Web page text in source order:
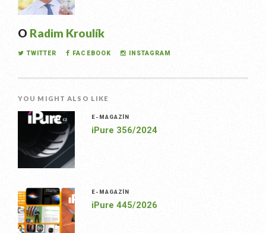
O Radim Kroulík
TWITTER FACEBOOK INSTAGRAM
YOU MIGHT ALSO LIKE
E-MAGAZÍN
iPure 356/2024
E-MAGAZÍN
iPure 445/2026